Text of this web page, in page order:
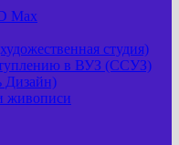
Max
студия)
в ВУЗ (ССУЗ)
Дизайн)
живописи